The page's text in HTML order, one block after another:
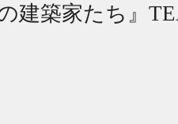
の建築家たち』